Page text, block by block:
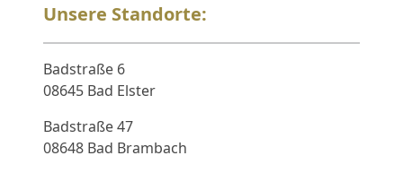
Unsere Standorte:
Badstraße 6
08645 Bad Elster
Badstraße 47
08648 Bad Brambach